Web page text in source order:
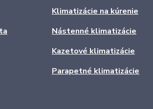
Klimatizácie na kúrenie
Nástenné klimatizácie
Kazetové klimatizácie
Parapetné klimatizácie